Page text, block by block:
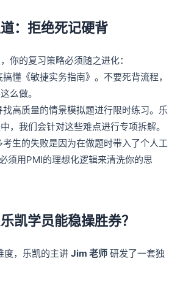
：拒绝死记硬背
你的复习策略必须随之进化：
搞懂《敏捷实务指南》。不要死背流程，
么做。
找高质量的情景模拟题进行限时练习。乐
，我们会针对这些难点进行专项拆解。
考生的失败是因为在做题时带入了个人工
须用PMI的理想化逻辑来清洗你的思
凯学员能稳操胜券？
度，乐凯的主讲 Jim 老师研发了一套独